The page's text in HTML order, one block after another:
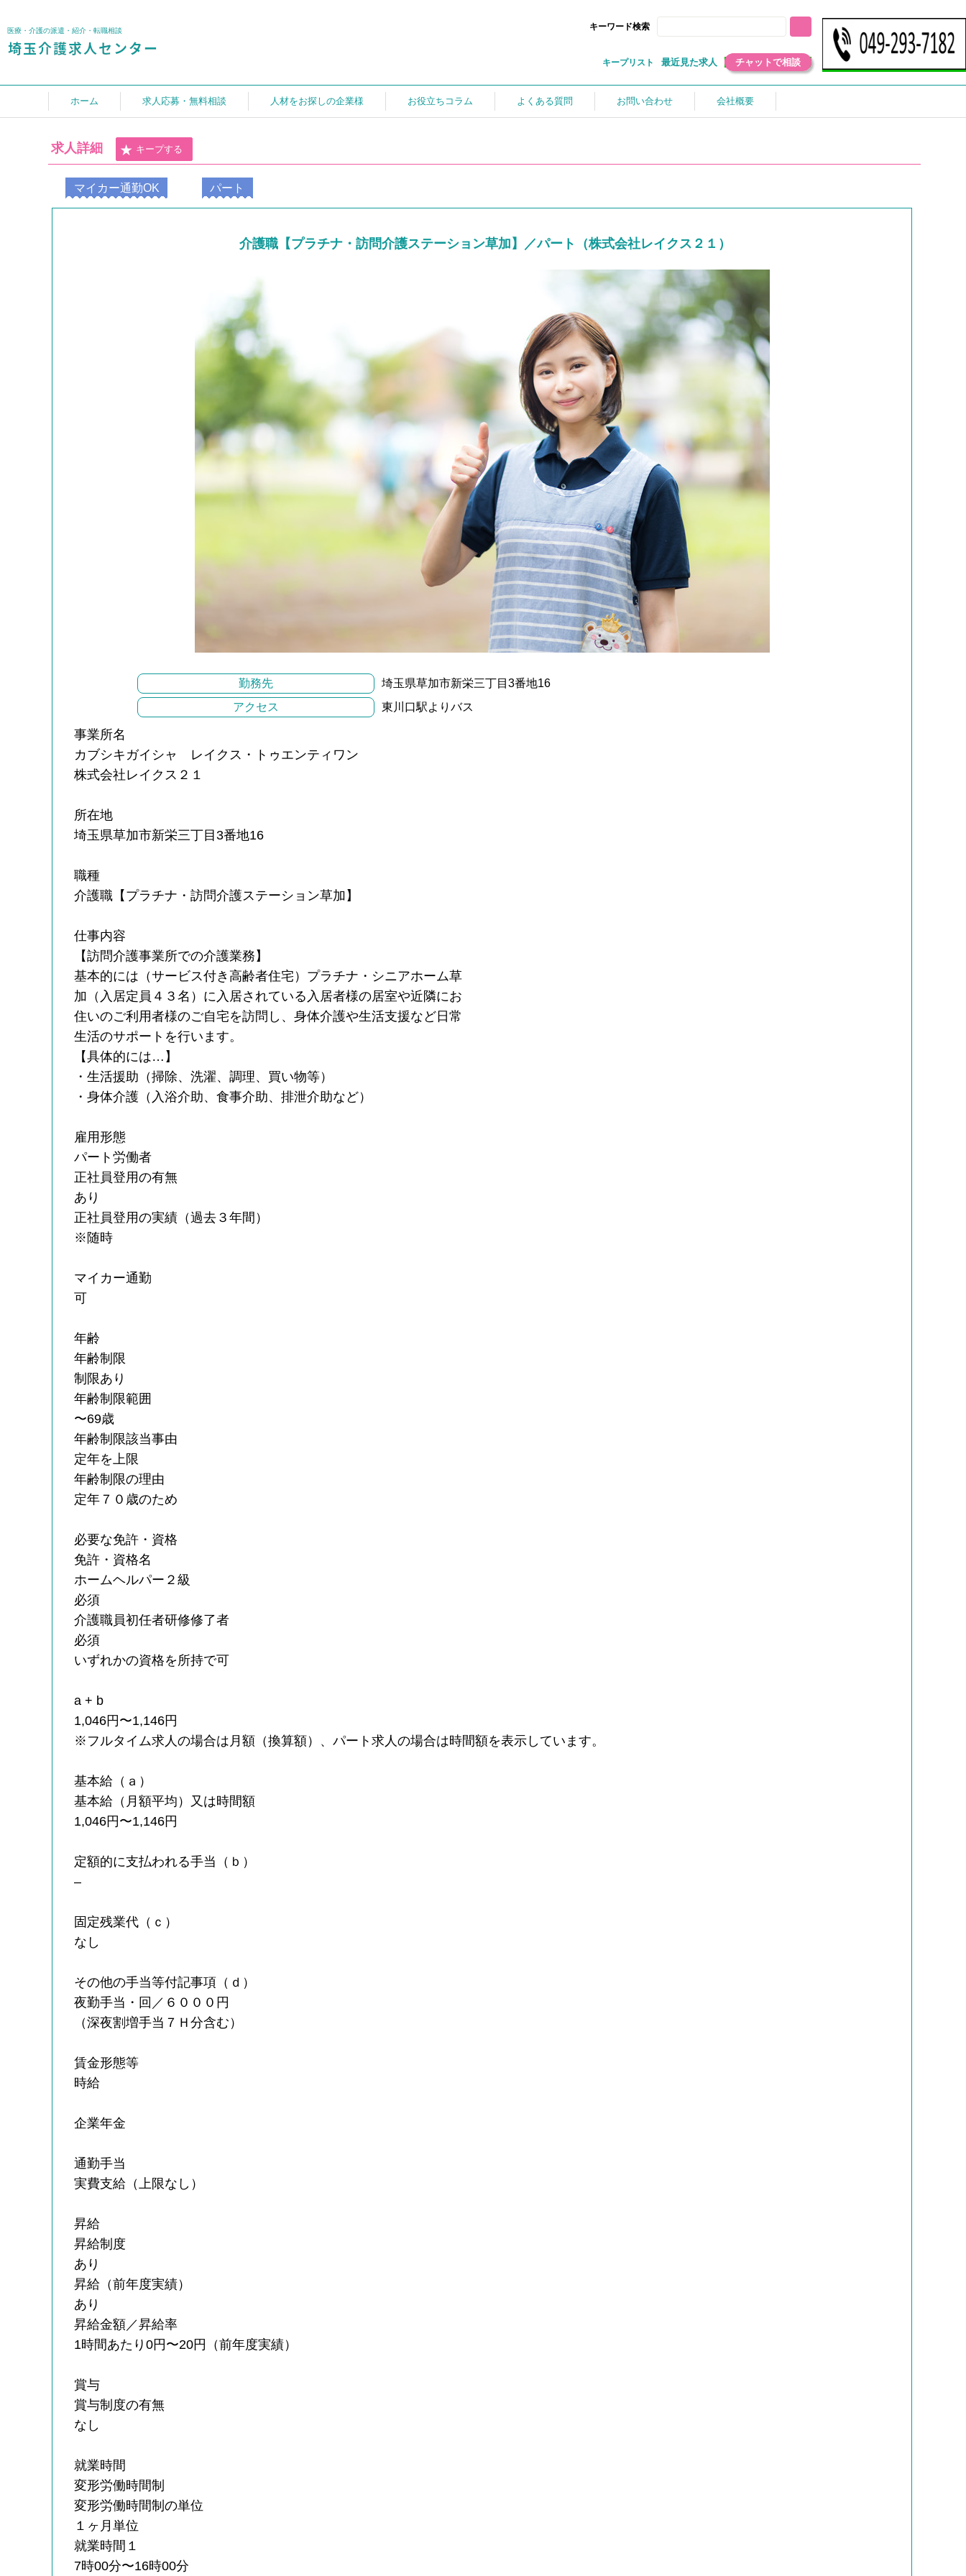
医療・介護の派遣・紹介・転職相談 キーワード検索
キープリスト 最近見た求人 チャットで相談
ホーム 求人応募・無料相談 人材をお探しの企業様 お役立ちコラム よくある質問 お問い合わせ 会社概要
求人詳細 キープする
マイカー通勤OK パート
介護職【プラチナ・訪問介護ステーション草加】／パート（株式会社レイクス２１）
勤務先
埼玉県草加市新栄三丁目3番地16
アクセス
東川口駅よりバス
事業所名
カブシキガイシャ レイクス・トゥエンティワン
株式会社レイクス２１
所在地
埼玉県草加市新栄三丁目3番地16
職種
介護職【プラチナ・訪問介護ステーション草加】
仕事内容
【訪問介護事業所での介護業務】
基本的には（サービス付き高齢者住宅）プラチナ・シニアホーム草
加（入居定員４３名）に入居されている入居者様の居室や近隣にお
住いのご利用者様のご自宅を訪問し、身体介護や生活支援など日常
生活のサポートを行います。
【具体的には…】
・生活援助（掃除、洗濯、調理、買い物等）
・身体介護（入浴介助、食事介助、排泄介助など）
雇用形態
パート労働者
正社員登用の有無
あり
正社員登用の実績（過去３年間）
※随時
マイカー通勤
可
年齢
年齢制限
制限あり
年齢制限範囲
〜69歳
年齢制限該当事由
定年を上限
年齢制限の理由
定年７０歳のため
必要な免許・資格
免許・資格名
ホームヘルパー２級
必須
介護職員初任者研修修了者
必須
いずれかの資格を所持で可
a + b
1,046円〜1,146円
※フルタイム求人の場合は月額（換算額）、パート求人の場合は時間額を表示しています。
基本給（ａ）
基本給（月額平均）又は時間額
1,046円〜1,146円
定額的に支払われる手当（ｂ）
–
固定残業代（ｃ）
なし
その他の手当等付記事項（ｄ）
夜勤手当・回／６０００円
（深夜割増手当７Ｈ分含む）
賃金形態等
時給
企業年金
通勤手当
実費支給（上限なし）
昇給
昇給制度
あり
昇給（前年度実績）
あり
昇給金額／昇給率
1時間あたり0円〜20円（前年度実績）
賞与
賞与制度の有無
なし
就業時間
変形労働時間制
変形労働時間制の単位
１ヶ月単位
就業時間１
7時00分〜16時00分